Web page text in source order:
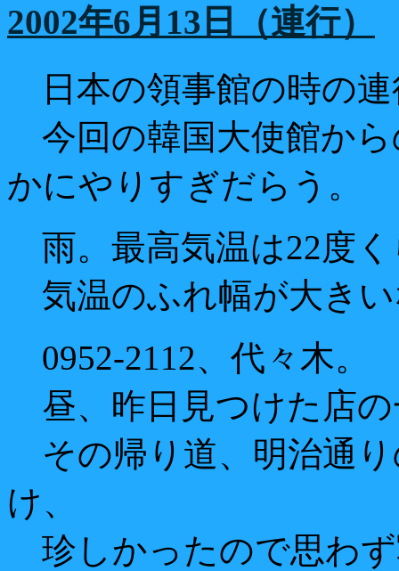
2002年6月13日（連行）
日本の領事館の時の
今回の韓国大使館か
かにやりすぎだらう。
雨。最高気温は22度
気温のふれ幅が大き
0952-2112、代々木。
昼、昨日見つけた店
その帰り道、明治通り
け、
珍しかったので思わ